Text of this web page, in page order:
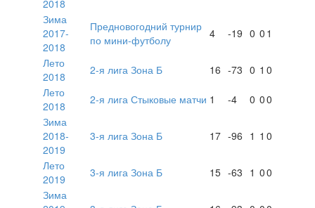
2018
Зима
2017-
2018
Предновогодний турнир
по мини-футболу
4 -19 0 0 1
Лето
2018
2-я лига Зона Б 16 -73 0 1 0
Лето
2018
2-я лига Стыковые матчи 1 -4 0 00
Зима
2018-
2019
3-я лига Зона Б 17 -96 1 1 0
Лето
2019
3-я лига Зона Б 15 -63 1 00
Зима